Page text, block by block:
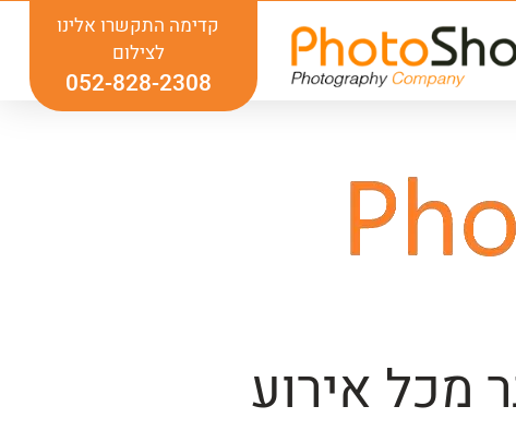
קדימה התקשרו אלינו
לצילום
052-828-2308
מכל אירוע